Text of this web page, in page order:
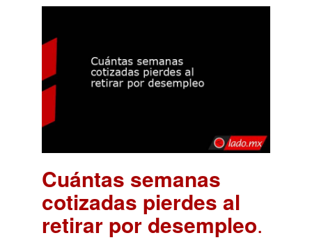
Cuántas semanas
cotizadas pierdes al
retirar por desempleo.